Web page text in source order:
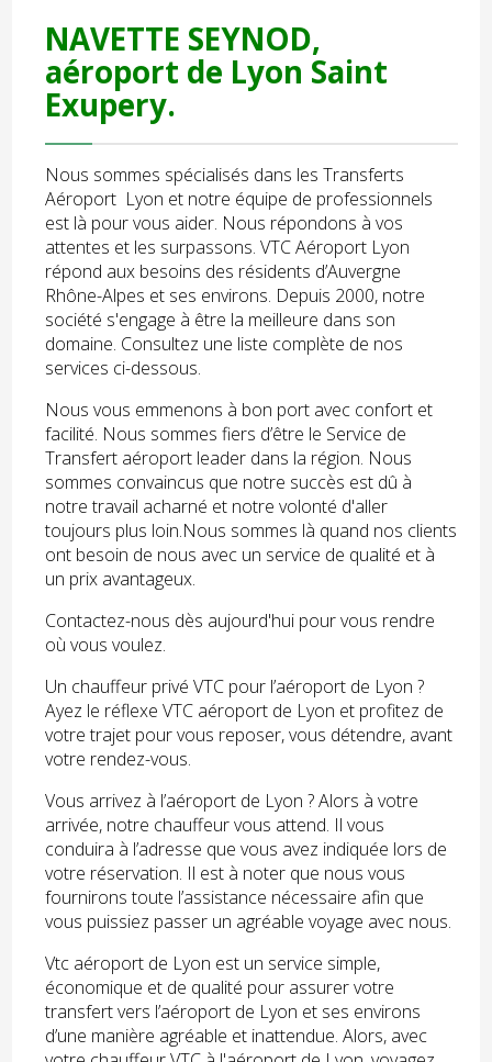
NAVETTE SEYNOD,
aéroport de Lyon Saint
Exupery.
Nous sommes spécialisés dans les Transferts
Aéroport Lyon et notre équipe de professionnels
est là pour vous aider. Nous répondons à vos
attentes et les surpassons. VTC Aéroport Lyon
répond aux besoins des résidents d’Auvergne
Rhône-Alpes et ses environs. Depuis 2000, notre
société s'engage à être la meilleure dans son
domaine. Consultez une liste complète de nos
services ci-dessous.
Nous vous emmenons à bon port avec confort et
facilité. Nous sommes fiers d’être le Service de
Transfert aéroport leader dans la région. Nous
sommes convaincus que notre succès est dû à
notre travail acharné et notre volonté d'aller
toujours plus loin.Nous sommes là quand nos clients
ont besoin de nous avec un service de qualité et à
un prix avantageux.
Contactez-nous dès aujourd'hui pour vous rendre
où vous voulez.
Un chauffeur privé VTC pour l’aéroport de Lyon ?
Ayez le réflexe VTC aéroport de Lyon et profitez de
votre trajet pour vous reposer, vous détendre, avant
votre rendez-vous.
Vous arrivez à l’aéroport de Lyon ? Alors à votre
arrivée, notre chauffeur vous attend. Il vous
conduira à l’adresse que vous avez indiquée lors de
votre réservation. Il est à noter que nous vous
fournirons toute l’assistance nécessaire afin que
vous puissiez passer un agréable voyage avec nous.
Vtc aéroport de Lyon est un service simple,
économique et de qualité pour assurer votre
transfert vers l’aéroport de Lyon et ses environs
d’une manière agréable et inattendue. Alors, avec